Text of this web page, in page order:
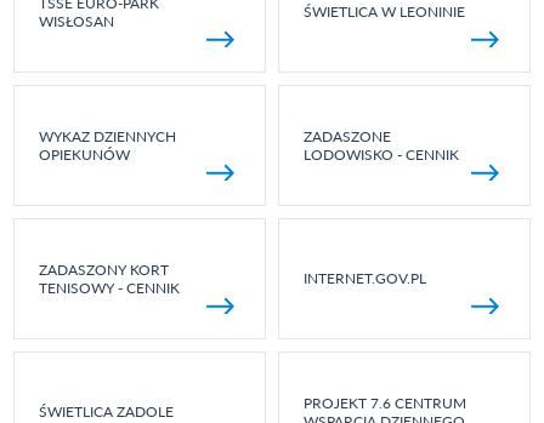
WISŁOSAN
ŚWIETLICA W LEONINIE
WYKAZ DZIENNYCH
OPIEKUNÓW
ZADASZONE
LODOWISKO - CENNIK
ZADASZONY KORT
TENISOWY - CENNIK
INTERNET.GOV.PL
ŚWIETLICA ZADOLE
PROJEKT 7.6 CENTRUM